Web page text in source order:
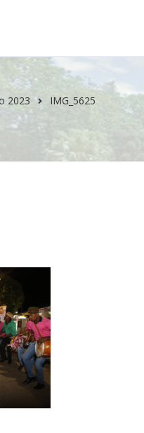
2023
IMG_5625